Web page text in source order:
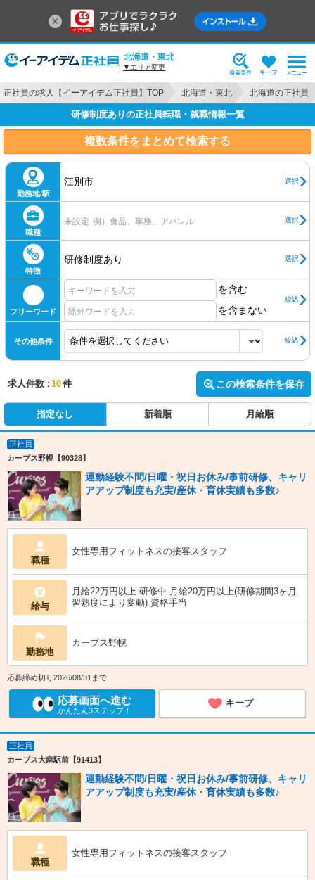
北海道・東北
▼エリア変更
正社員の求人【イーアイデム正社員】TOP 北海道・東北 北海道の正社員
研修制度ありの正社員転職・就職情報一覧
複数条件をまとめて検索する
勤務地/駅
江別市 選択
職種
未設定 例）食品、事務、アパレル 選択
特徴
研修制度あり 選択
フリーワード
を含む
を含まない
絞込
その他条件 絞込
求人件数 : 10件 この検索条件を保存
指定なし 新着順 月給順
正社員
カーブス野幌【90328】
運動経験不問/日曜・祝日お休み/事前研修、キャリ
アアップ制度も充実/産休・育休実績も多数♪
職種
女性専用フィットネスの接客スタッフ
給与
月給22万円以上 研修中 月給20万円以上(研修期間3ヶ月
習熟度により変動) 資格手当
勤務地
カーブス野幌
応募締め切り2026/08/31まで
応募画面へ進む
かんたん3ステップ！
キープ
正社員
カーブス大麻駅前【91413】
運動経験不問/日曜・祝日お休み/事前研修、キャリ
アアップ制度も充実/産休・育休実績も多数♪
職種
女性専用フィットネスの接客スタッフ